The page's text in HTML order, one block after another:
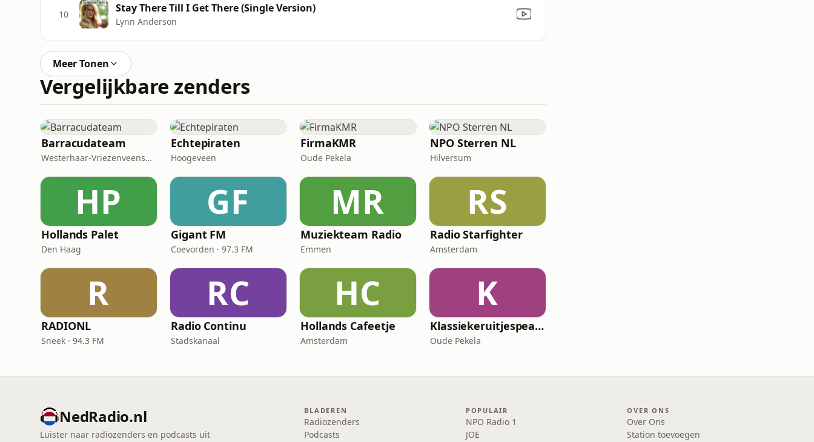
10 Stay There Till I Get There (Single Version)
Lynn Anderson
Meer Tonen
Vergelijkbare zenders
Barracudateam
Westerhaar-Vriezenveensewijk
Echtepiraten
Hoogeveen
FirmaKMR
Oude Pekela
NPO Sterren NL
Hilversum
HP
Hollands Palet
Den Haag
GF
Gigant FM
Coevorden · 97.3 FM
MR
Muziekteam Radio
Emmen
RS
Radio Starfighter
Amsterdam
R
RADIONL
Sneek · 94.3 FM
RC
Radio Continu
Stadskanaal
HC
Hollands Cafeetje
Amsterdam
K
Klassiekeruitjespeaker
Oude Pekela
NedRadio.nl
Luister naar radiozenders en podcasts uit
BLADEREN
Radiozenders
Podcasts
POPULAIR
NPO Radio 1
JOE
OVER ONS
Over Ons
Station toevoegen